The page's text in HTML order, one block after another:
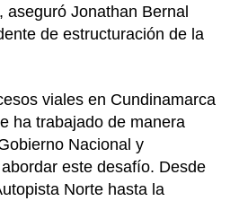
aseguró Jonathan Bernal
de estructuración de la
viales en Cundinamarca
ha trabajado de manera
Nacional y
este desafío. Desde
Norte hasta la